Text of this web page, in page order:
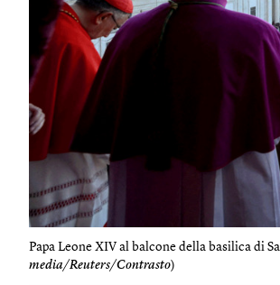
Papa Leone XIV al balcone della basilica di
media/Reuters/Contrasto)